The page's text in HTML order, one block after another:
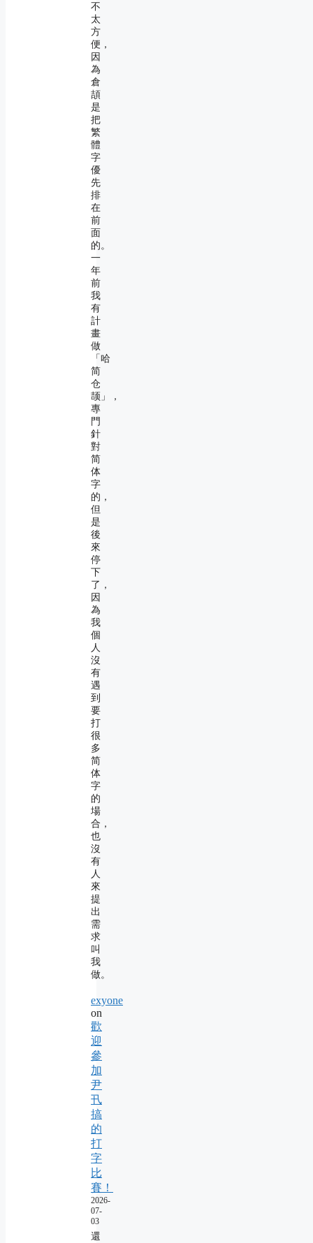
不
太
方
便，
因
為
倉
頡
是
把
繁
體
字
優
先
排
在
前
面
的。
一
年
前
我
有
計
畫
做
「哈
简
仓
颉」，
專
門
針
對
简
体
字
的，
但
是
後
來
停
下
了，
因
為
我
個
人
沒
有
遇
到
要
打
很
多
简
体
字
的
場
合，
也
沒
有
人
來
提
出
需
求
叫
我
做。
exyone
on
歡
迎
參
加
尹
卂
搞
的
打
字
比
賽！
2026-
07-
03
還